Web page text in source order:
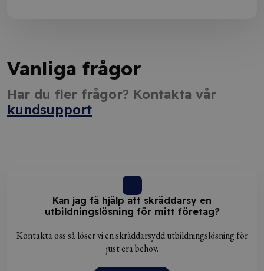
Vanliga frågor
Har du fler frågor? Kontakta vår
kundsupport
Kan jag få hjälp att skräddarsy en
utbildningslösning för mitt företag?
Kontakta oss så löser vi en skräddarsydd utbildningslösning för
just era behov.